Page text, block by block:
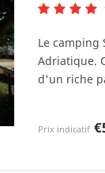
Le camping
Adriatique.
d'un riche
Prix indicatif